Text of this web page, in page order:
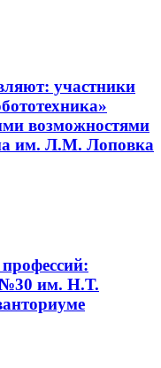
участники
возможностями
им. Л.М. Лоповка
№30 им. Н.Т.